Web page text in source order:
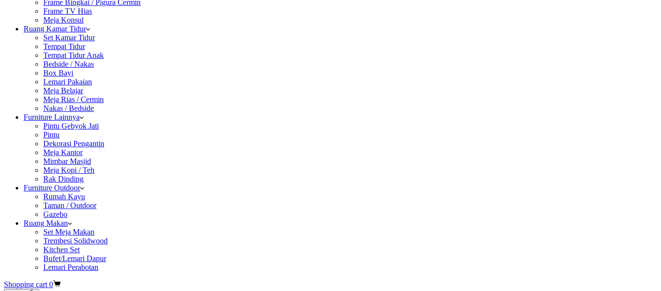
Frame Bingkai / Pigura Cermin
Frame TV Hias
Meja Konsul
Ruang Kamar Tidur
Set Kamar Tidur
Tempat Tidur
Tempat Tidur Anak
Bedside / Nakas
Box Bayi
Lemari Pakaian
Meja Belajar
Meja Rias / Cermin
Nakas / Bedside
Furniture Lainnya
Pintu Gebyok Jati
Pintu
Dekorasi Pengantin
Meja Kantor
Mimbar Masjid
Meja Kopi / Teh
Rak Dinding
Furniture Outdoor
Rumah Kayu
Taman / Outdoor
Gazebo
Ruang Makan
Set Meja Makan
Trembesi Solidwood
Kitchen Set
Bufet/Lemari Dapur
Lemari Perabotan
Shopping cart 0